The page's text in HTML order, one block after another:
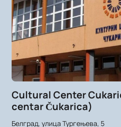
Cultural Center
centar Čukarica)
Белград, улица Тургењева, 5